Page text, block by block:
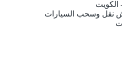
نقل وسحب السيارات